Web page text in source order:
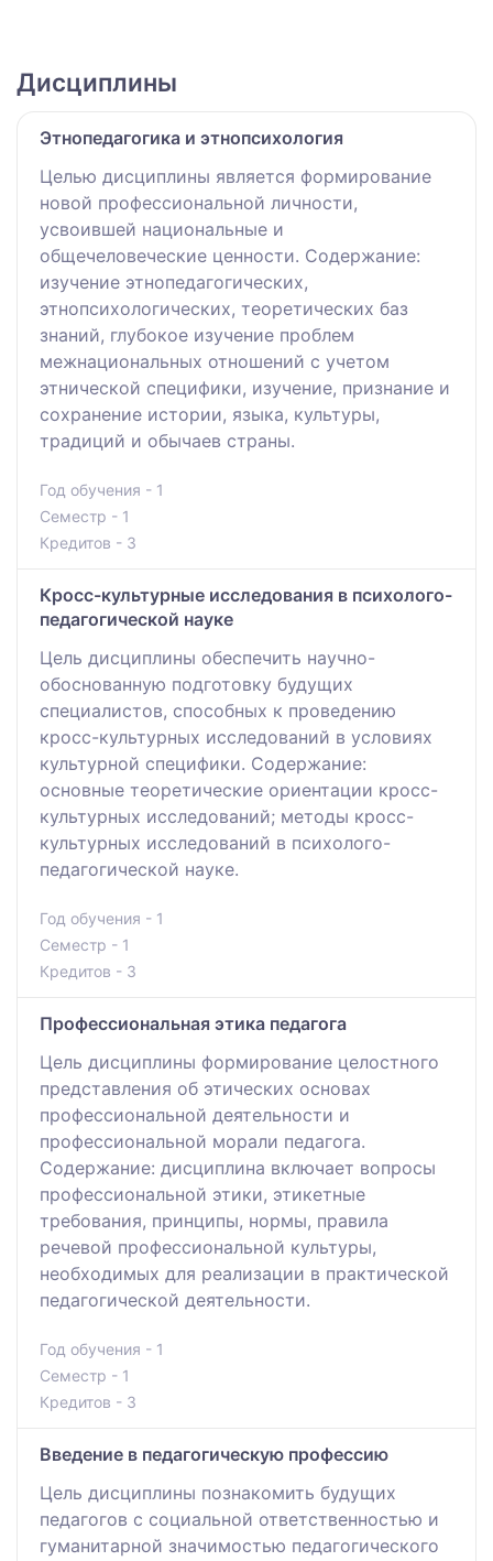
Дисциплины
Этнопедагогика и этнопсихология
Целью дисциплины является формирование
новой профессиональной личности,
усвоившей национальные и
общечеловеческие ценности. Содержание:
изучение этнопедагогических,
этнопсихологических, теоретических баз
знаний, глубокое изучение проблем
межнациональных отношений с учетом
этнической специфики, изучение, признание и
сохранение истории, языка, культуры,
традиций и обычаев страны.
Год обучения - 1
Семестр - 1
Кредитов - 3
Кросс-культурные исследования в психолого-
педагогической науке
Цель дисциплины обеспечить научно-
обоснованную подготовку будущих
специалистов, способных к проведению
кросс-культурных исследований в условиях
культурной специфики. Содержание:
основные теоретические ориентации кросс-
культурных исследований; методы кросс-
культурных исследований в психолого-
педагогической науке.
Год обучения - 1
Семестр - 1
Кредитов - 3
Профессиональная этика педагога
Цель дисциплины формирование целостного
представления об этических основах
профессиональной деятельности и
профессиональной морали педагога.
Содержание: дисциплина включает вопросы
профессиональной этики, этикетные
требования, принципы, нормы, правила
речевой профессиональной культуры,
необходимых для реализации в практической
педагогической деятельности.
Год обучения - 1
Семестр - 1
Кредитов - 3
Введение в педагогическую профессию
Цель дисциплины познакомить будущих
педагогов с социальной ответственностью и
гуманитарной значимостью педагогического